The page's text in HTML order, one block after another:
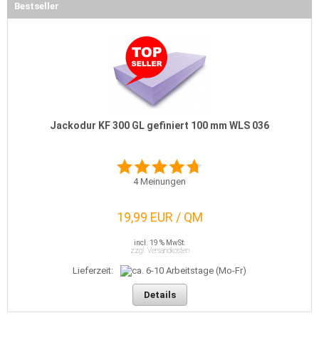
Bestseller
Jackodur KF 300 GL gefiniert 100 mm WLS 036
4Meinungen
19,99 EUR / QM
incl. 19 % MwSt.
zzgl. Versandkosten
Lieferzeit:
Details